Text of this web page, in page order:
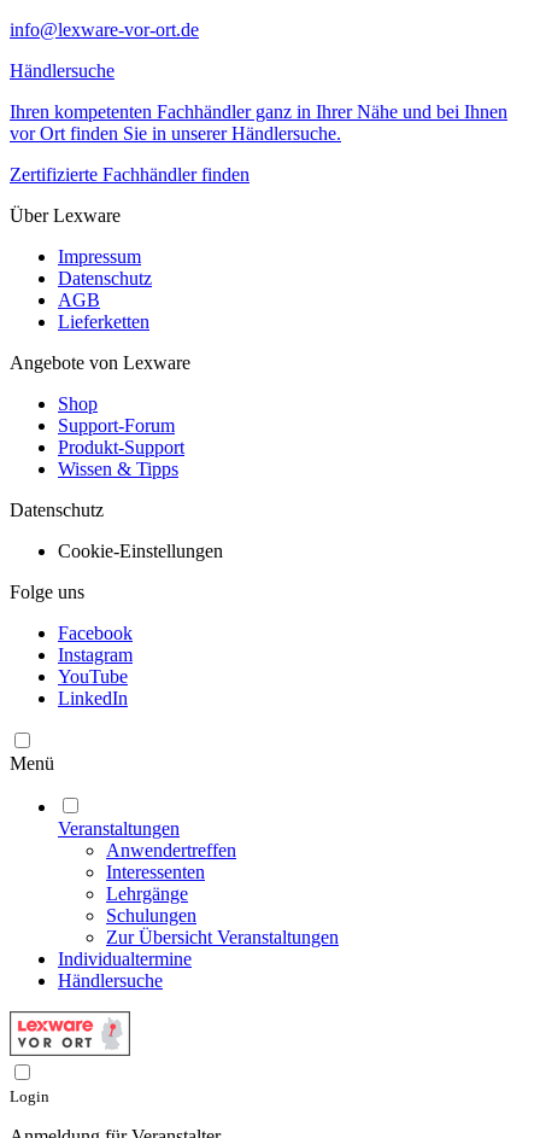
info@lexware-vor-ort.de
Händlersuche
Ihren kompetenten Fachhändler ganz in Ihrer Nähe und bei Ihnen
vor Ort finden Sie in unserer Händlersuche.
Zertifizierte Fachhändler finden
Über Lexware
Impressum
Datenschutz
AGB
Lieferketten
Angebote von Lexware
Shop
Support-Forum
Produkt-Support
Wissen & Tipps
Datenschutz
Cookie-Einstellungen
Folge uns
Facebook
Instagram
YouTube
LinkedIn
Menü
Veranstaltungen
Anwendertreffen
Interessenten
Lehrgänge
Schulungen
Zur Übersicht Veranstaltungen
Individualtermine
Händlersuche
Login